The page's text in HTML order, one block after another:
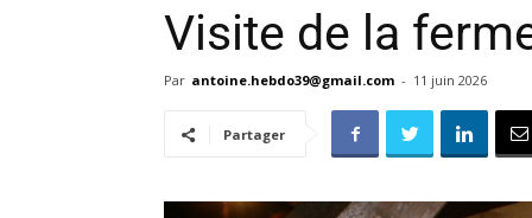
Visite de la
Par antoine.hebdo39@gmail.com - 11 juin 2026
Partager